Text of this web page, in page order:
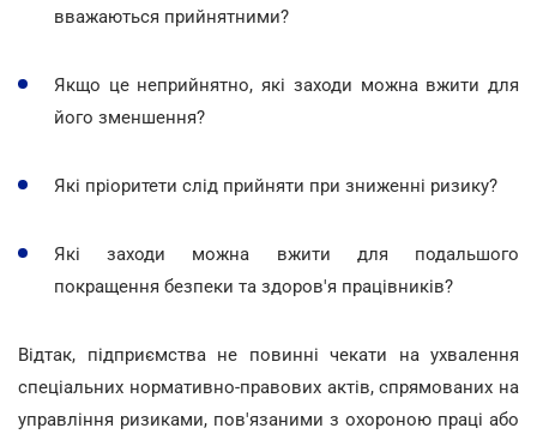
вважаються прийнятними?
Якщо це неприйнятно, які заходи можна вжити для
його зменшення?
Які пріоритети слід прийняти при зниженні ризику?
Які заходи можна вжити для подальшого
покращення безпеки та здоров'я працівників?
Відтак, підприємства не повинні чекати на ухвалення
спеціальних нормативно-правових актів, спрямованих на
управління ризиками, пов'язаними з охороною праці або